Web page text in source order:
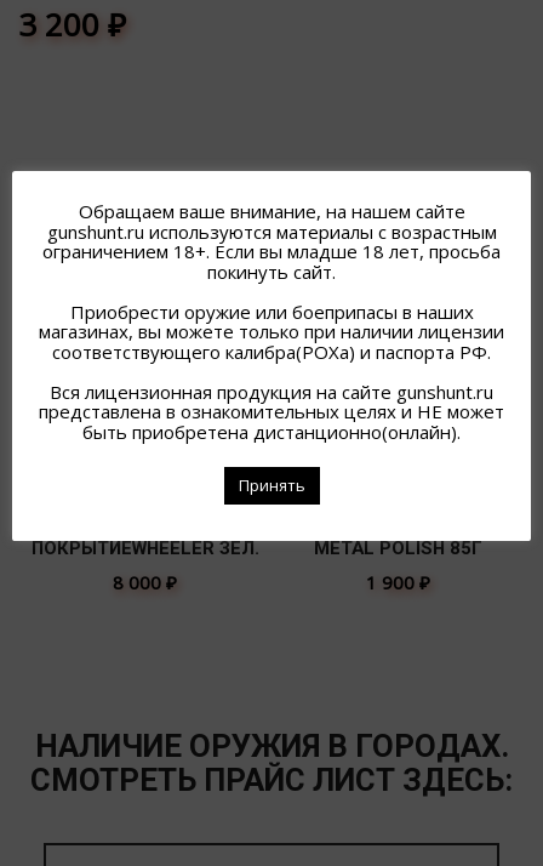
3 200₽
ПОХОЖИЕ ТОВАРЫ
ПОКРЫТИЕWHEELER ЗЕЛ.
8 000 ₽
METAL POLISH 85Г
1 900 ₽
НАЛИЧИЕ ОРУЖИЯ В ГОРОДАХ.
СМОТРЕТЬ ПРАЙС ЛИСТ ЗДЕСЬ:
Обращаем ваше внимание, на нашем сайте
gunshunt.ru используются материалы с возрастным
ограничением 18+. Если вы младше 18 лет, просьба
покинуть сайт.
Приобрести оружие или боеприпасы в наших
магазинах, вы можете только при наличии лицензии
соответствующего калибра(РОХа) и паспорта РФ.
Вся лицензионная продукция на сайте gunshunt.ru
представлена в ознакомительных целях и НЕ может
быть приобретена дистанционно(онлайн).
Принять